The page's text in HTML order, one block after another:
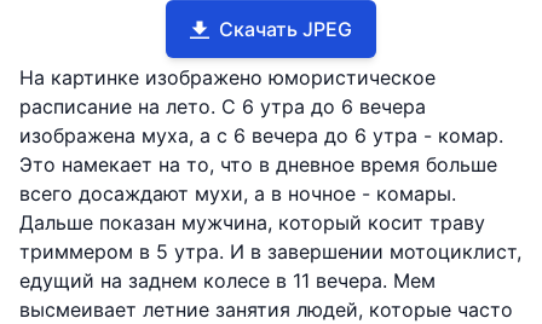
Скачать JPEG
На картинке изображено юмористическое
расписание на лето. С 6 утра до 6 вечера
изображена муха, а с 6 вечера до 6 утра - комар.
Это намекает на то, что в дневное время больше
всего досаждают мухи, а в ночное - комары.
Дальше показан мужчина, который косит траву
триммером в 5 утра. И в завершении мотоциклист,
едущий на заднем колесе в 11 вечера. Мем
высмеивает летние занятия людей, которые часто